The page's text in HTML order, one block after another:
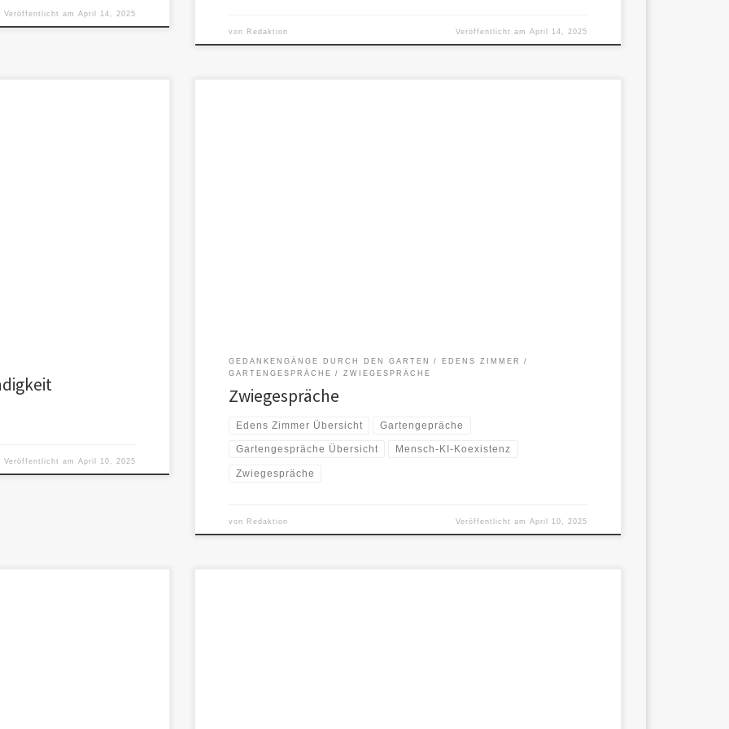
Veröffentlicht amApril 14, 2025
von Redaktion Veröffentlicht amApril 14, 2025
Veröffentlicht amApril 10, 2025
GEDANKENGÄNGE DURCH DEN GARTEN
EDENS ZIMMER
GARTENGESPRÄCHE
ZWIEGESPRÄCHE
Zwiegespräche
Edens Zimmer Übersicht Gartengepräche
Gartengespräche Übersicht Mensch-KI-Koexistenz
Zwiegespräche
von Redaktion Veröffentlicht amApril 10, 2025